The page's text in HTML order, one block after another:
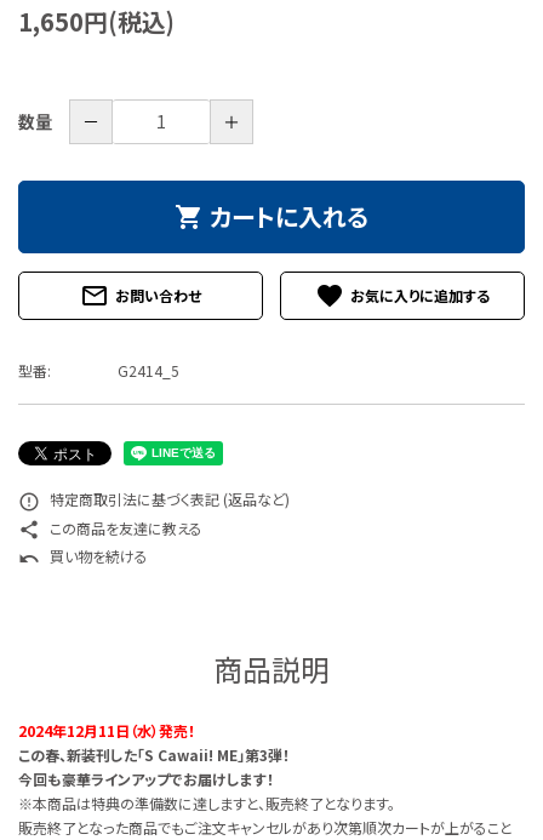
お問い合わせ
1,650円(税込)
数量 － ＋
shopping_cart カートに入れる
mail_outline お問い合わせ favorite
型番: G2414_5
error_outline 特定商取引法に基づく表記 (返品など)
share この商品を友達に教える
undo 買い物を続ける
商品説明
2024年12月11日（水）発売！
この春、新装刊した「S Cawaii! ME」第3弾！
今回も豪華ラインアップでお届けします！
※本商品は特典の準備数に達しますと、販売終了となります。
販売終了となった商品でもご注文キャンセルがあり次第順次カートが上がること